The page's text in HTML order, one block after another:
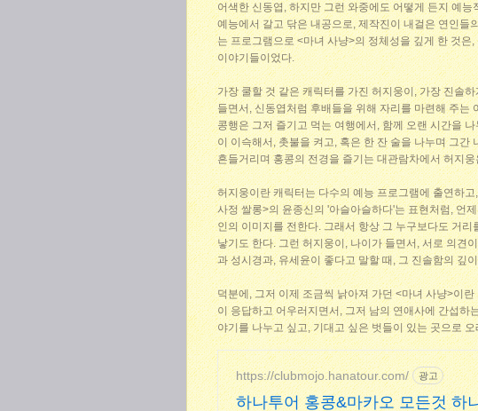
어색한 신동엽, 하지만 그런 와중에도 어떻게 든지 예
예능에서 갈고 닦은 내공으로, 제작진이 내걸은 연인들
는 프로그램으로 <마녀 사냥>의 정체성을 깊게 한 것
이야기들이었다.
가장 쿨할 것 같은 캐릭터를 가진 허지웅이, 가장 진솔
들면서, 신동엽처럼 후배들을 위해 자리를 마련해 주는
콩행은 그저 즐기고 먹는 여행에서, 함께 오랜 시간을
이 이슥해서, 촛불을 켜고, 혹은 한 잔 술을 나누며 그
흔들거리며 홍콩의 전경을 즐기는 대관람차에서 허지
허지웅이란 캐릭터는 다수의 예능 프로그램에 출연하
사정 쌀롱>의 윤종신의 '아슬아슬하다'는 표현처럼, 언
인의 이미지를 전한다. 그래서 항상 그 누구보다도 거
낳기도 한다. 그런 허지웅이, 나이가 들면서, 서로 의견
과 성시경과, 유세윤이 좋다고 말할 때, 그 진솔함의 깊
덕분에, 그저 이제 조금씩 낡아져 가던 <마녀 사냥>이
이 응답하고 어우러지면서, 그저 남의 연애사에 간섭
야기를 나누고 싶고, 기대고 싶은 벗들이 있는 곳으로
https://clubmojo.hanatour.com/ 광고
하나투어 홍콩&마카오 모든것 하